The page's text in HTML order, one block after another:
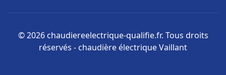
© 2026 chaudiereelectrique-qualifie.fr. Tous droits
réservés - chaudière électrique Vaillant